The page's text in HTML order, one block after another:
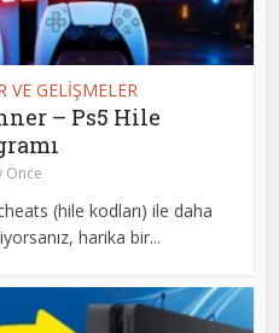
VE GELİŞMELER
– Ps5 Hile
Önce
(hile kodları) ile daha
harika bir...